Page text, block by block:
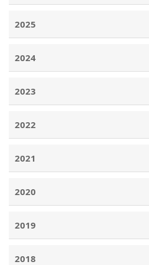
2025
2024
2023
2022
2021
2020
2019
2018